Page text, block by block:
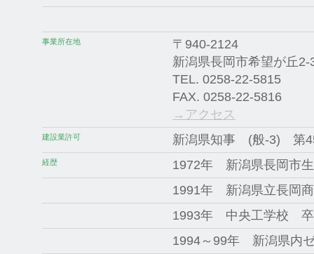
事業所在地
〒940-2124
新潟県長岡市希望が丘2-
TEL. 0258-22-5815
FAX. 0258-22-5816
→アクセス
建設業許可 新潟県知事 (般-3) 第
経歴
1972年 新潟県長岡市
1991年 新潟県立長
1993年 中央工学校
1994～99年 新潟県内